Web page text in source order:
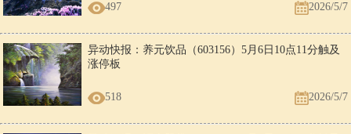
497 2026/5/7
异动快报：养元饮品（603156）5月6日10点11分触及
涨停板
518 2026/5/7